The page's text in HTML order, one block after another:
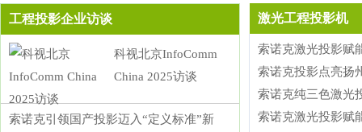
工程投影企业访谈
科视北京InfoComm
China 2025访谈
索诺克引领国产投影迈入“定义标准”新
激光工程投影机
索诺克激光投影赋
索诺克投影点亮扬
索诺克纯三色激光
索诺克激光投影赋